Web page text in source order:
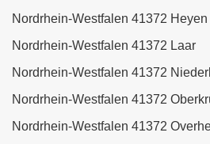
Nordrhein-Westfalen 41372 Heyen
Nordrhein-Westfalen 41372 Laar
Nordrhein-Westfalen 41372
Nordrhein-Westfalen 41372
Nordrhein-Westfalen 41372